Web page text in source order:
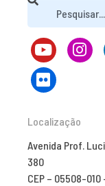
Localização
Avenida Prof.
380
CEP – 05508-010